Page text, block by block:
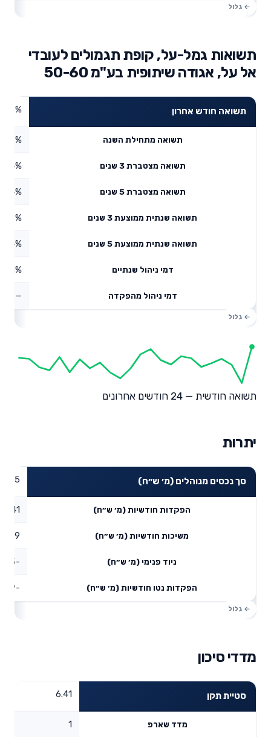
תשואות גמל-על, קופת תגמולים לעובדי
אל על, אגודה שיתופית בע"מ 50-60
תשואה חודש אחרון 4.13%
תשואה מתחילת השנה
תשואה מצטברת 3 שנים
תשואה מצטברת 5 שנים
תשואה שנתית ממוצעת 3 שנים
תשואה שנתית ממוצעת 5 שנים
דמי ניהול שנתיים
דמי ניהול מהפקדה —
תשואה חודשית — 24 חודשים אחרונים
יתרות
סך נכסים מנוהלים (מ׳ ש״ח)
הפקדות חודשיות (מ׳ ש״ח) 1.41
משיכות חודשיות (מ׳ ש״ח) 0.9
ניוד פנימי (מ׳ ש״ח) -1.5
הפקדות נטו חודשיות (מ׳ ש״ח) -0.99
מדדי סיכון
סטיית תקן 6.41
מדד שארפ 1